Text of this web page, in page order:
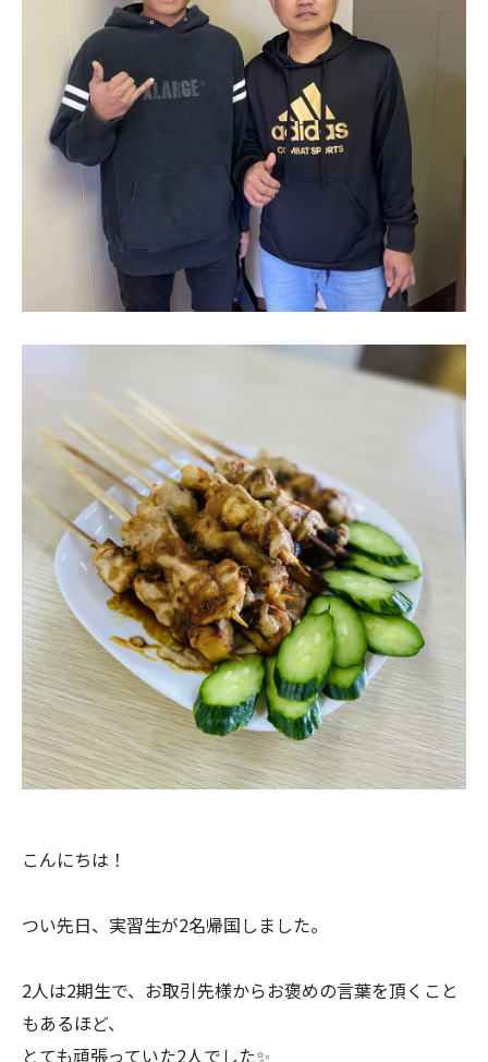
こんにちは！
つい先日、実習生が2名帰国しました。
2人は2期生で、お取引先様からお褒めの言葉を頂くこと
もあるほど、
とても頑張っていた2人でした✨